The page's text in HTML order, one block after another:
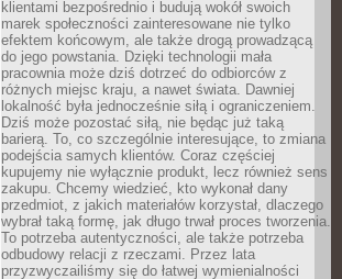
klientami bezpośrednio i budują wokół swoich
marek społeczności zainteresowane nie tylko
efektem końcowym, ale także drogą prowadzącą
do jego powstania. Dzięki technologii mała
pracownia może dziś dotrzeć do odbiorców z
różnych miejsc kraju, a nawet świata. Dawniej
lokalność była jednocześnie siłą i ograniczeniem.
Dziś może pozostać siłą, nie będąc już taką
barierą. To, co szczególnie interesujące, to zmiana
podejścia samych klientów. Coraz częściej
kupujemy nie wyłącznie produkt, lecz również sens
zakupu. Chcemy wiedzieć, kto wykonał dany
przedmiot, z jakich materiałów korzystał, dlaczego
wybrał taką formę, jak długo trwał proces tworzenia.
To potrzeba autentyczności, ale także potrzeba
odbudowy relacji z rzeczami. Przez lata
przyzwyczailiśmy się do łatwej wymienialności